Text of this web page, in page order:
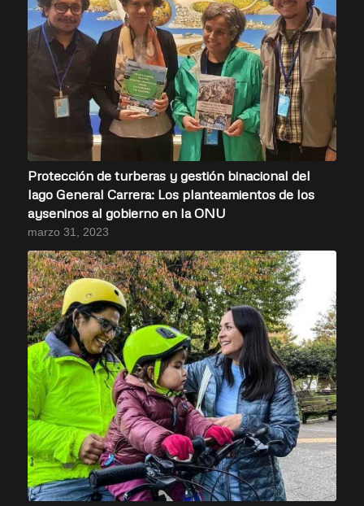
Protección de turberas y gestión binacional del
lago General Carrera: Los planteamientos de los
ayseninos al gobierno en la ONU
marzo 31, 2023